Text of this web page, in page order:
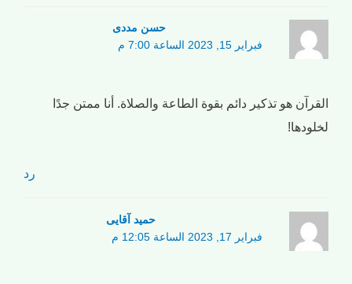
حسن مددی
فبراير 15, 2023 الساعة 7:00 م
القرآن هو تذكير دائم بقوة الطاعة والصلاة. أنا ممتن جدًا
لخلودها!
رد
حمید آقایی
فبراير 17, 2023 الساعة 12:05 م